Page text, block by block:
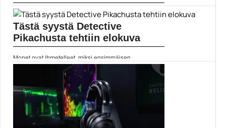
Pelihiiret mielletään varsin vahvasti pöytäkoneiden
kavereiksi. Liikkuvaan käyttöön...
langattomat pelihiiret
Tästä syystä Detective
Pikachusta tehtiin elokuva
Monet ovat ihmetelleet, miksi ensimmäisen
ihmisnäyttelijöitä sisältäneen pokémon-elokuvan...